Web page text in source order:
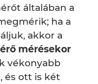
általában a
ha a
akkor a
mérésekor
vékonyabb
és ott is két